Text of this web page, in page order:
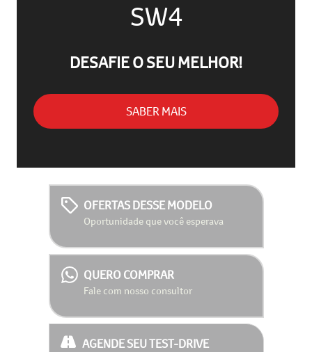
SW4
DESAFIE O SEU MELHOR!
SABER MAIS
OFERTAS DESSE MODELO
Oportunidade que você esperava
QUERO COMPRAR
Fale com nosso consultor
AGENDE SEU TEST-DRIVE